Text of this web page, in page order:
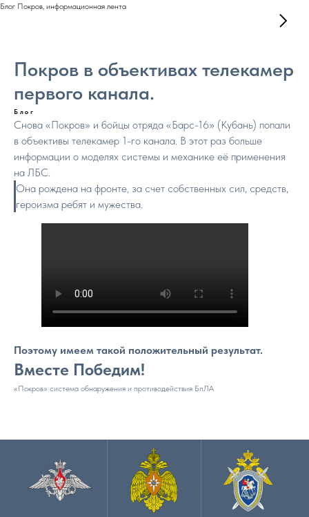
Блог Покров, информационная лента
Покров в объективах телекамер
первого канала.
Блог
Снова «Покров» и бойцы отряда «Барс-16» (Кубань) попали
в объективы телекамер 1-го канала. В этот раз больше
информации о моделях системы и механике её применения
на ЛБС.
Она рождена на фронте, за счет собственных сил, средств,
героизма ребят и мужества.
Поэтому имеем такой положительный результат.
Вместе Победим!
«Покров» система обнаружения и противодействия БпЛА